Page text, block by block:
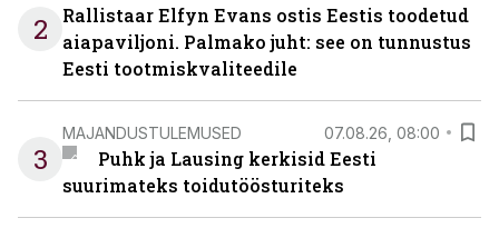
2
Rallistaar Elfyn Evans ostis Eestis toodetud
aiapaviljoni. Palmako juht: see on tunnustus
Eesti tootmiskvaliteedile
3
MAJANDUSTULEMUSED 07.08.26, 08:00
Puhk ja Lausing kerkisid Eesti
suurimateks toidutöösturiteks